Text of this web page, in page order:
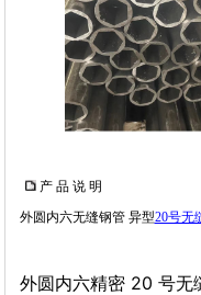
产 品 说 明
外圆内六无缝钢管 异型20号无
外圆内六精密 20 号无